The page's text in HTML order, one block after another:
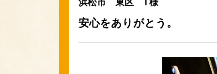
安心をありがとう。